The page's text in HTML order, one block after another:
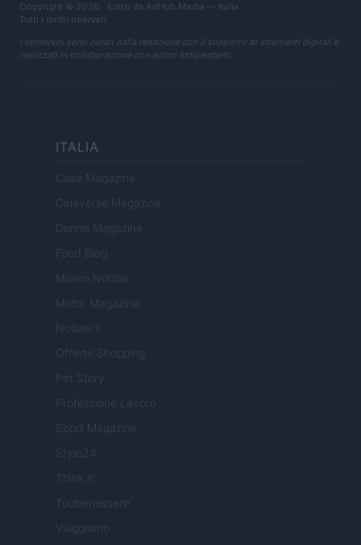
Copyright © 2026 · Edito da AdHub Media — Italia
Tutti i diritti riservati
I contenuti sono curati dalla redazione con il supporto di strumenti digitali e
realizzati in collaborazione con autori indipendenti.
ITALIA
Casa Magazine
Cineverse Magazine
Donne Magazine
Food Blog
Milano Notizie
Motor Magazine
Notizie.it
Offerte Shopping
Pet Story
Professione Lavoro
Sport Magazine
Style24
Think.it
Tuobenessere
Viaggiamo